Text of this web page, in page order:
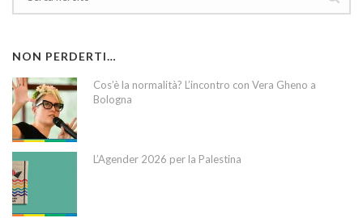
NON PERDERTI…
Cos’è la normalità? L’incontro con Vera Gheno a
Bologna
L’Agender 2026 per la Palestina